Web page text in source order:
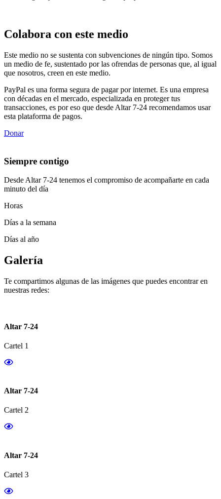
Colabora con este medio
Este medio no se sustenta con subvenciones de ningún tipo. Somos
un medio de fe, sustentado por las ofrendas de personas que, al igual
que nosotros, creen en este medio.
PayPal es una forma segura de pagar por internet. Es una empresa
con décadas en el mercado, especializada en proteger tus
transacciones, es por eso que desde Altar 7-24 recomendamos usar
esta plataforma de pagos.
Donar
Siempre contigo
Desde Altar 7-24 tenemos el compromiso de acompañarte en cada
minuto del día
Horas
Días a la semana
Días al año
Galería
Te compartimos algunas de las imágenes que puedes encontrar en
nuestras redes:
Altar 7-24
Cartel 1
Altar 7-24
Cartel 2
Altar 7-24
Cartel 3